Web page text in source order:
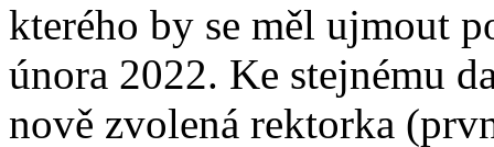
kterého by se měl ujmout
února 2022. Ke stejnému
nově zvolená rektorka